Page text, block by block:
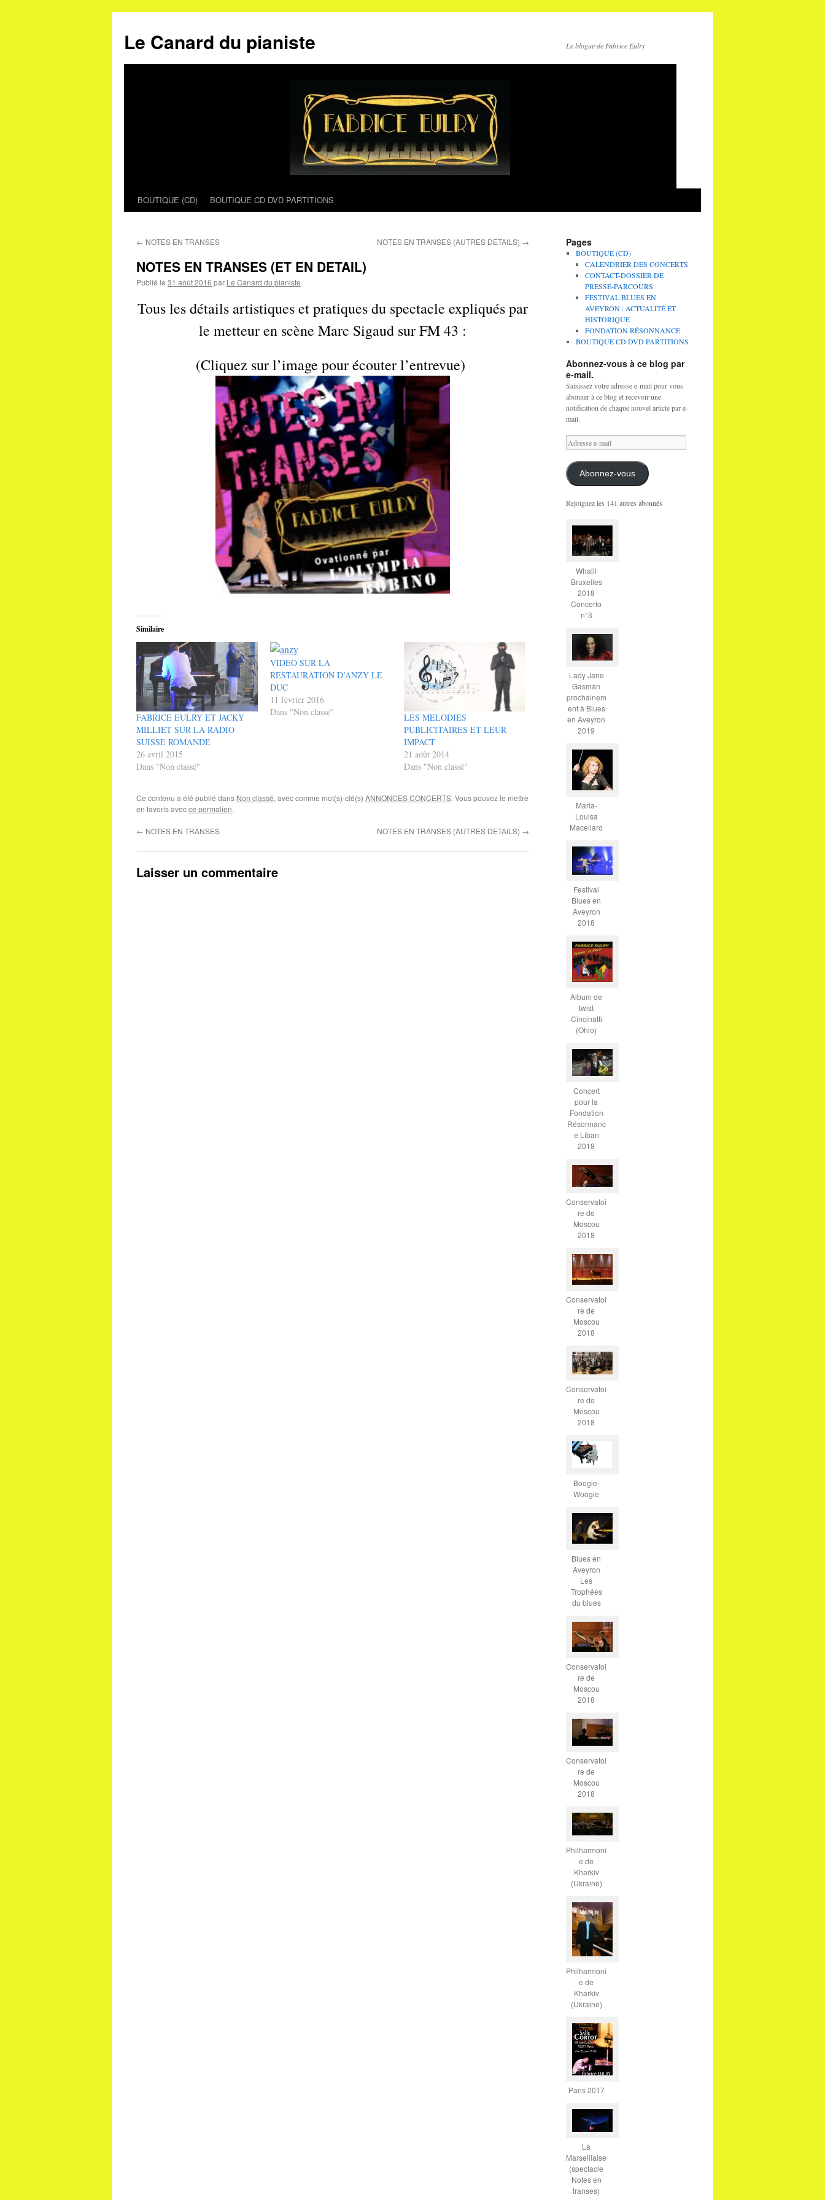
Le Canard du pianiste Le blogue de Fabrice Eulry
Aller
contenu
BOUTIQUE (CD) BOUTIQUE CD DVD PARTITIONS
← NOTES EN TRANSES NOTES EN TRANSES (AUTRES DETAILS) →
NOTES EN TRANSES (ET EN DETAIL)
Publié le 31 août 2016 par Le Canard du pianiste
Tous les détails artistiques et pratiques du spectacle expliqués par
le metteur en scène Marc Sigaud sur FM 43 :
(Cliquez sur l’image pour écouter l’entrevue)
Similaire
FABRICE EULRY ET JACKY
MILLIET SUR LA RADIO
SUISSE ROMANDE
26 avril 2015
Dans "Non classé"
VIDEO SUR LA
RESTAURATION D’ANZY LE
DUC
11 février 2016
Dans "Non classé"
LES MELODIES
PUBLICITAIRES ET LEUR
IMPACT
21 août 2014
Dans "Non classé"
Ce contenu a été publié dans Non classé, avec comme mot(s)-clé(s) ANNONCES CONCERTS. Vous pouvez le mettre
en favoris avecce permalien.
← NOTES EN TRANSES NOTES EN TRANSES (AUTRES DETAILS) →
Laisser un commentaire
Pages
BOUTIQUE (CD)
CALENDRIER DES CONCERTS
CONTACT-DOSSIER DE
PRESSE-PARCOURS
FESTIVAL BLUES EN
AVEYRON : ACTUALITÉ ET
HISTORIQUE
FONDATION RÉSONNANCE
BOUTIQUE CD DVD PARTITIONS
Abonnez-vous à ce blog par
e-mail.
Saisissez votre adresse e-mail pour vous
abonner à ce blog et recevoir une
notification de chaque nouvel article par e-
mail.
Adresse
e-
mail
Abonnez-vous
Rejoignez les 141 autres abonnés
Whalll
Bruxelles
2018
Concerto
n°3
Lady Jane
Gasman
prochainem
ent à Blues
en Aveyron
2019
Maria-
Louisa
Macellaro
Festival
Blues en
Aveyron
2018
Album de
twist
Cincinatti
(Ohio)
Concert
pour la
Fondation
Résonnanc
e Liban
2018
Conservatoi
re de
Moscou
2018
Conservatoi
re de
Moscou
2018
Conservatoi
re de
Moscou
2018
Boogie-
Woogie
Blues en
Aveyron
Les
Trophées
du blues
Conservatoi
re de
Moscou
2018
Conservatoi
re de
Moscou
2018
Philharmoni
e de
Kharkiv
(Ukraine)
Philharmoni
e de
Kharkiv
(Ukraine)
Paris 2017
La
Marseillaise
(spectacle
Notes en
transes)